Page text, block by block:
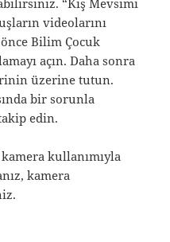
“Kış Mevsimi
videolarını
Bilim Çocuk
açın. Daha sonra
üzerine tutun.
bir sorunla
edin.
kamera kullanımıyla
kamera